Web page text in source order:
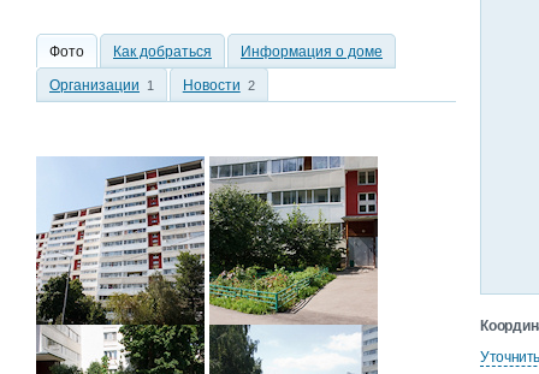
Фото Как добраться
Информация о доме
Организации
1 Новости 2